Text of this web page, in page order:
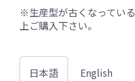
※生産型が古くなってい
上ご購入下さい。
日本語 English